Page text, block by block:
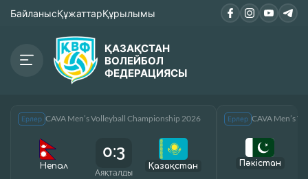
БайланысҚұжаттарҚұрылымы
ҚАЗАҚСТАН
ВОЛЕЙБОЛ
ФЕДЕРАЦИЯСЫ
Ерлер CAVA Men’s Volleyball Championship 2026
Непал
0:3
Аяқталды
Қазақcтан
Ерлер CAVA Men’s
Пәкістан